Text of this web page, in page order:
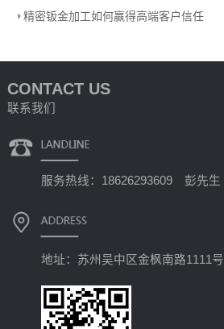
精密钣金加工如何赢得高端客户信任
CONTACT US
联系我们
服务热线：18626293609 彭先生
地址：苏州吴中区金枫南路1111号